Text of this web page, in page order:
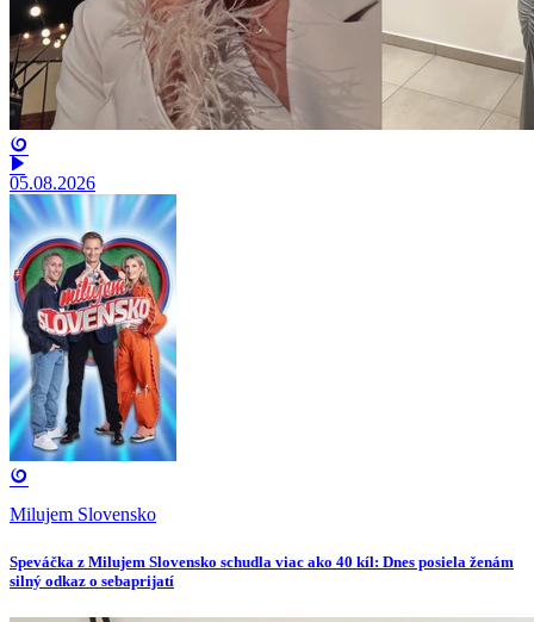
05.08.2026
Milujem Slovensko
Speváčka z Milujem Slovensko schudla viac ako 40 kíl: Dnes posiela ženám
silný odkaz o sebaprijatí